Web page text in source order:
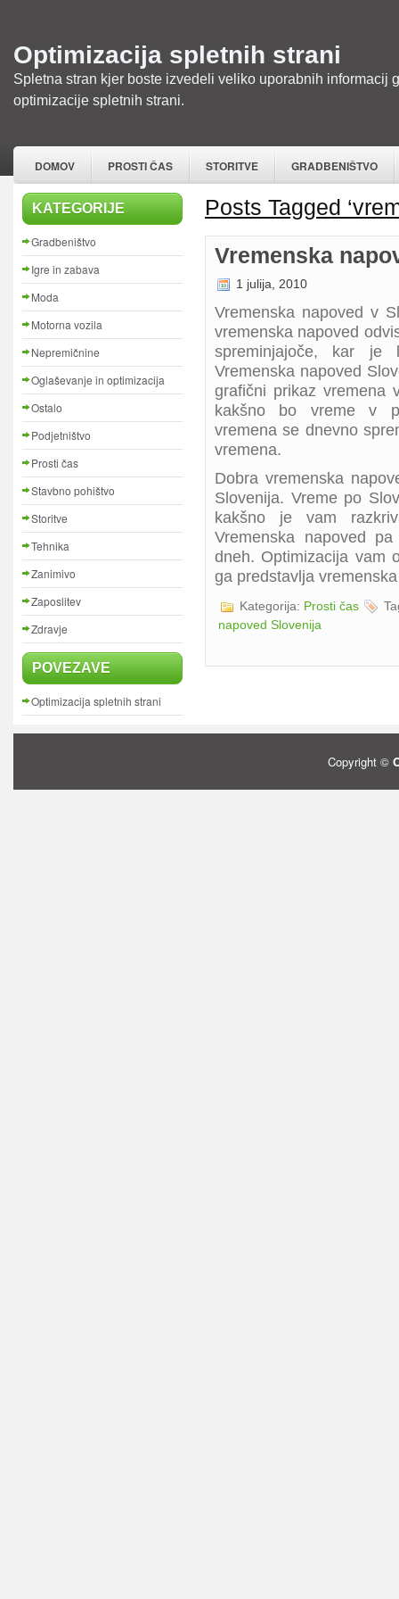
Optimizacija spletnih strani
Spletna stran kjer boste izvedeli veliko uporabnih informacij
optimizacije spletnih strani.
DOMOV PROSTI ČAS STORITVE GRADBENIŠTVO
KATEGORIJE
Gradbeništvo
Igre in zabava
Moda
Motorna vozila
Nepremičnine
Oglaševanje in optimizacija
Ostalo
Podjetništvo
Prosti čas
Stavbno pohištvo
Storitve
Tehnika
Zanimivo
Zaposlitev
Zdravje
POVEZAVE
Optimizacija spletnih strani
Posts Tagged
Vremenska
1 julija, 2010
Vremenska napoved v
vremenska napoved
spreminjajoče, kar je
Vremenska napoved
grafični prikaz vremena
kakšno bo vreme v
vremena se dnevno
vremena.
Dobra vremenska
Slovenija. Vreme po
kakšno je vam
Vremenska napoved
dneh. Optimizacija vam
ga predstavlja
Kategorija: Prosti čas
napoved Slovenija
Copyright ©